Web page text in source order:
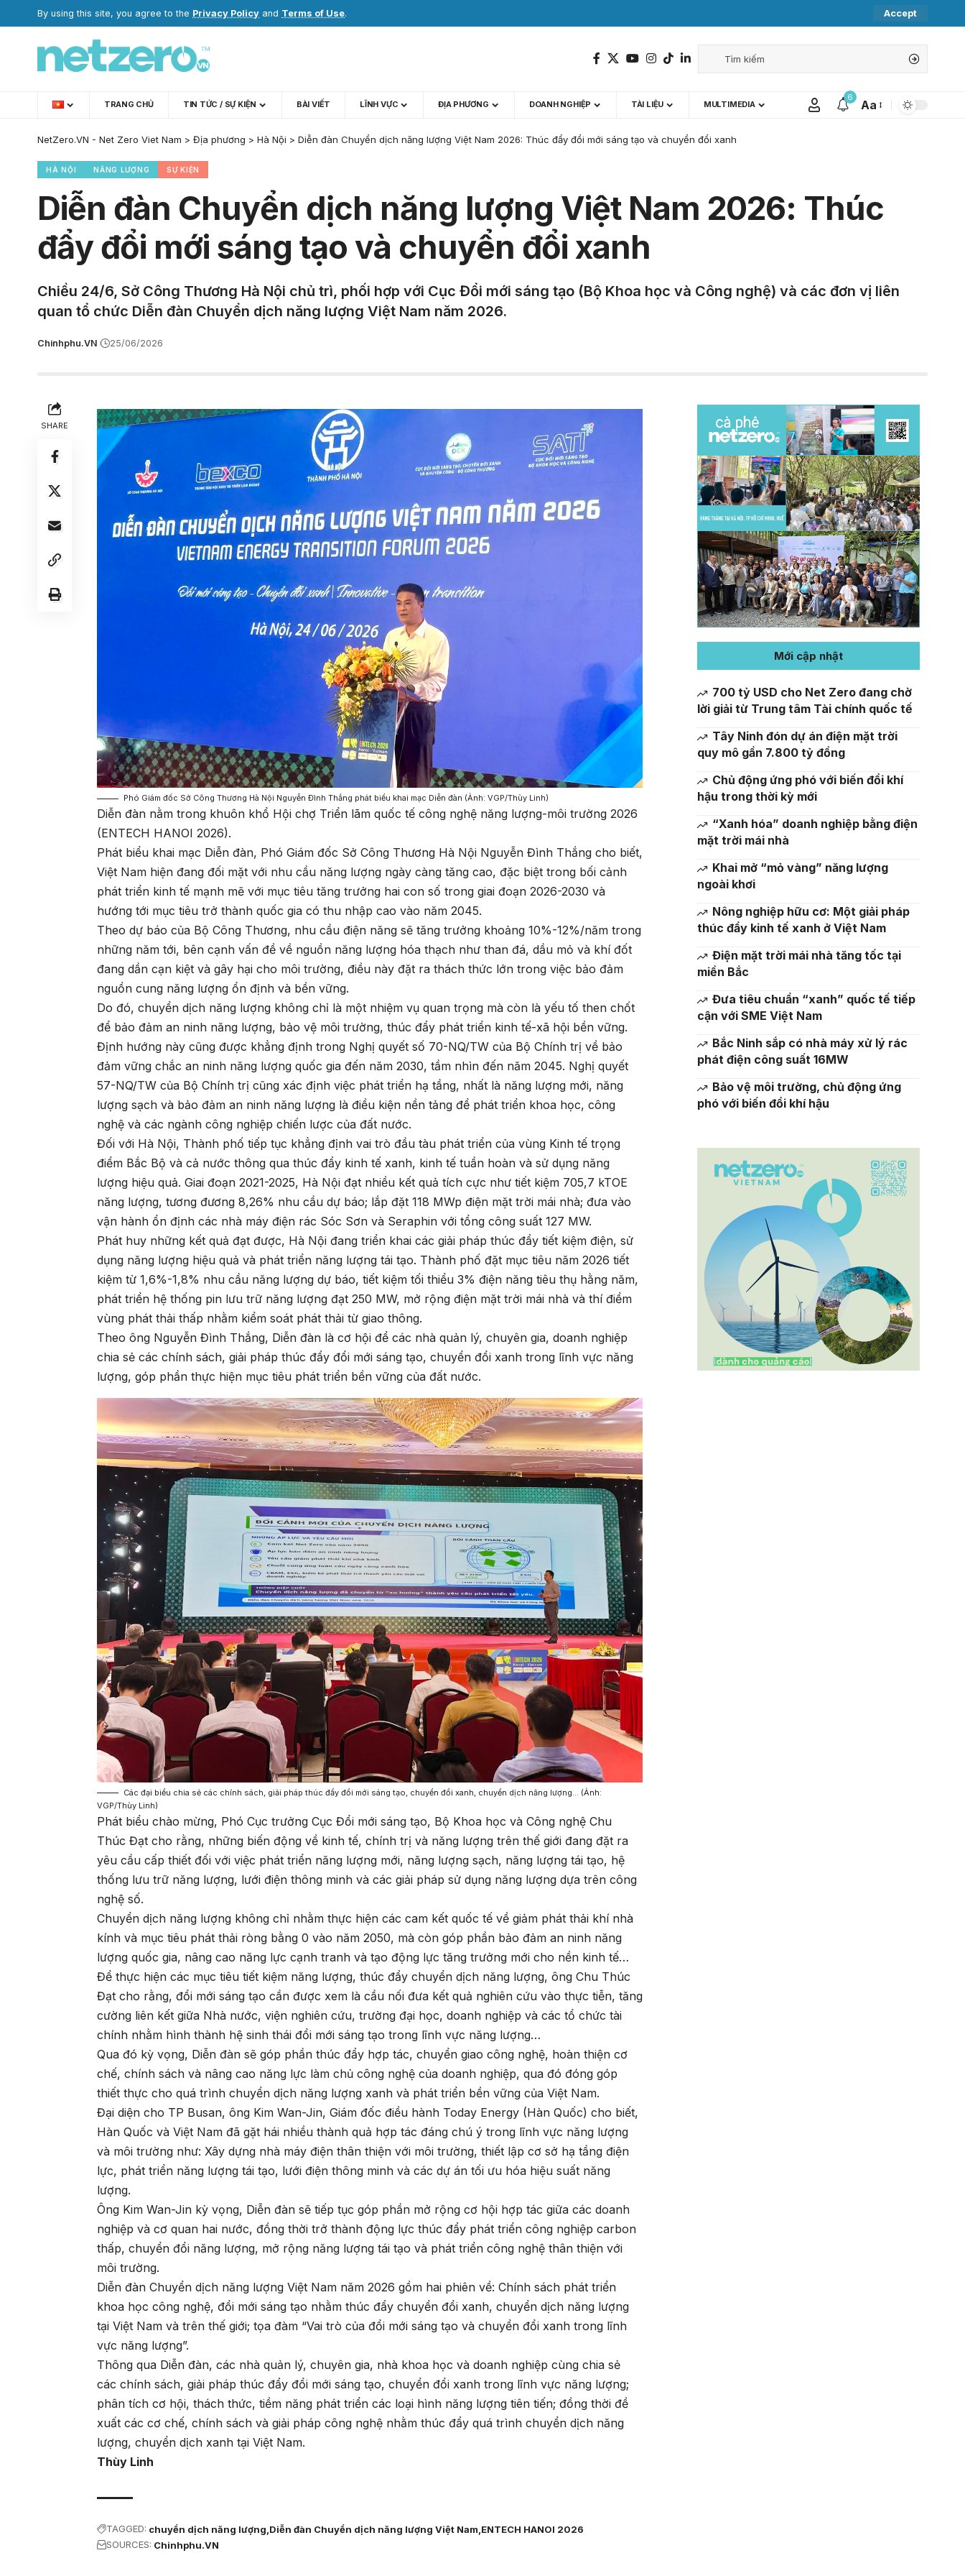
By using this site, you agree to the Privacy Policy and Terms of Use. Accept
TRANG CHỦ TIN TỨC / SỰ KIỆN BÀI VIẾT LĨNH VỰC ĐỊA PHƯƠNG DOANH NGHIỆP TÀI LIỆU MULTIMEDIA
6
Aa
NetZero.VN - Net Zero Viet Nam > Địa phương > Hà Nội > Diễn đàn Chuyển dịch năng lượng Việt Nam 2026: Thúc đẩy đổi mới sáng tạo và chuyển đổi xanh
HÀ NỘI NĂNG LƯỢNG SỰ KIỆN
Diễn đàn Chuyển dịch năng lượng Việt Nam 2026: Thúc
đẩy đổi mới sáng tạo và chuyển đổi xanh
Chiều 24/6, Sở Công Thương Hà Nội chủ trì, phối hợp với Cục Đổi mới sáng tạo (Bộ Khoa học và Công nghệ) và các đơn vị liên
quan tổ chức Diễn đàn Chuyển dịch năng lượng Việt Nam năm 2026.
Chinhphu.VN 25/06/2026
SHARE
Phó Giám đốc Sở Công Thương Hà Nội Nguyễn Đình Thắng phát biểu khai mạc Diễn đàn (Ảnh: VGP/Thùy Linh)
Diễn đàn nằm trong khuôn khổ Hội chợ Triển lãm quốc tế công nghệ năng lượng-môi trường 2026
(ENTECH HANOI 2026).
Phát biểu khai mạc Diễn đàn, Phó Giám đốc Sở Công Thương Hà Nội Nguyễn Đình Thắng cho biết,
Việt Nam hiện đang đối mặt với nhu cầu năng lượng ngày càng tăng cao, đặc biệt trong bối cảnh
phát triển kinh tế mạnh mẽ với mục tiêu tăng trưởng hai con số trong giai đoạn 2026-2030 và
hướng tới mục tiêu trở thành quốc gia có thu nhập cao vào năm 2045.
Theo dự báo của Bộ Công Thương, nhu cầu điện năng sẽ tăng trưởng khoảng 10%-12%/năm trong
những năm tới, bên cạnh vấn đề về nguồn năng lượng hóa thạch như than đá, dầu mỏ và khí đốt
đang dần cạn kiệt và gây hại cho môi trường, điều này đặt ra thách thức lớn trong việc bảo đảm
nguồn cung năng lượng ổn định và bền vững.
Do đó, chuyển dịch năng lượng không chỉ là một nhiệm vụ quan trọng mà còn là yếu tố then chốt
để bảo đảm an ninh năng lượng, bảo vệ môi trường, thúc đẩy phát triển kinh tế-xã hội bền vững.
Định hướng này cũng được khẳng định trong Nghị quyết số 70-NQ/TW của Bộ Chính trị về bảo
đảm vững chắc an ninh năng lượng quốc gia đến năm 2030, tầm nhìn đến năm 2045. Nghị quyết
57-NQ/TW của Bộ Chính trị cũng xác định việc phát triển hạ tầng, nhất là năng lượng mới, năng
lượng sạch và bảo đảm an ninh năng lượng là điều kiện nền tảng để phát triển khoa học, công
nghệ và các ngành công nghiệp chiến lược của đất nước.
Đối với Hà Nội, Thành phố tiếp tục khẳng định vai trò đầu tàu phát triển của vùng Kinh tế trọng
điểm Bắc Bộ và cả nước thông qua thúc đẩy kinh tế xanh, kinh tế tuần hoàn và sử dụng năng
lượng hiệu quả. Giai đoạn 2021-2025, Hà Nội đạt nhiều kết quả tích cực như tiết kiệm 705,7 kTOE
năng lượng, tương đương 8,26% nhu cầu dự báo; lắp đặt 118 MWp điện mặt trời mái nhà; đưa vào
vận hành ổn định các nhà máy điện rác Sóc Sơn và Seraphin với tổng công suất 127 MW.
Phát huy những kết quả đạt được, Hà Nội đang triển khai các giải pháp thúc đẩy tiết kiệm điện, sử
dụng năng lượng hiệu quả và phát triển năng lượng tái tạo. Thành phố đặt mục tiêu năm 2026 tiết
kiệm từ 1,6%-1,8% nhu cầu năng lượng dự báo, tiết kiệm tối thiểu 3% điện năng tiêu thụ hằng năm,
phát triển hệ thống pin lưu trữ năng lượng đạt 250 MW, mở rộng điện mặt trời mái nhà và thí điểm
vùng phát thải thấp nhằm kiểm soát phát thải từ giao thông.
Theo ông Nguyễn Đình Thắng, Diễn đàn là cơ hội để các nhà quản lý, chuyên gia, doanh nghiệp
chia sẻ các chính sách, giải pháp thúc đẩy đổi mới sáng tạo, chuyển đổi xanh trong lĩnh vực năng
lượng, góp phần thực hiện mục tiêu phát triển bền vững của đất nước.
Các đại biểu chia sẻ các chính sách, giải pháp thúc đẩy đổi mới sáng tạo, chuyển đổi xanh, chuyển dịch năng lượng… (Ảnh:
VGP/Thùy Linh)
Phát biểu chào mừng, Phó Cục trưởng Cục Đổi mới sáng tạo, Bộ Khoa học và Công nghệ Chu
Thúc Đạt cho rằng, những biến động về kinh tế, chính trị và năng lượng trên thế giới đang đặt ra
yêu cầu cấp thiết đối với việc phát triển năng lượng mới, năng lượng sạch, năng lượng tái tạo, hệ
thống lưu trữ năng lượng, lưới điện thông minh và các giải pháp sử dụng năng lượng dựa trên công
nghệ số.
Chuyển dịch năng lượng không chỉ nhằm thực hiện các cam kết quốc tế về giảm phát thải khí nhà
kính và mục tiêu phát thải ròng bằng 0 vào năm 2050, mà còn góp phần bảo đảm an ninh năng
lượng quốc gia, nâng cao năng lực cạnh tranh và tạo động lực tăng trưởng mới cho nền kinh tế…
Để thực hiện các mục tiêu tiết kiệm năng lượng, thúc đẩy chuyển dịch năng lượng, ông Chu Thúc
Đạt cho rằng, đổi mới sáng tạo cần được xem là cầu nối đưa kết quả nghiên cứu vào thực tiễn, tăng
cường liên kết giữa Nhà nước, viện nghiên cứu, trường đại học, doanh nghiệp và các tổ chức tài
chính nhằm hình thành hệ sinh thái đổi mới sáng tạo trong lĩnh vực năng lượng…
Qua đó kỳ vọng, Diễn đàn sẽ góp phần thúc đẩy hợp tác, chuyển giao công nghệ, hoàn thiện cơ
chế, chính sách và nâng cao năng lực làm chủ công nghệ của doanh nghiệp, qua đó đóng góp
thiết thực cho quá trình chuyển dịch năng lượng xanh và phát triển bền vững của Việt Nam.
Đại diện cho TP Busan, ông Kim Wan-Jin, Giám đốc điều hành Today Energy (Hàn Quốc) cho biết,
Hàn Quốc và Việt Nam đã gặt hái nhiều thành quả hợp tác đáng chú ý trong lĩnh vực năng lượng
và môi trường như: Xây dựng nhà máy điện thân thiện với môi trường, thiết lập cơ sở hạ tầng điện
lực, phát triển năng lượng tái tạo, lưới điện thông minh và các dự án tối ưu hóa hiệu suất năng
lượng.
Ông Kim Wan-Jin kỳ vọng, Diễn đàn sẽ tiếp tục góp phần mở rộng cơ hội hợp tác giữa các doanh
nghiệp và cơ quan hai nước, đồng thời trở thành động lực thúc đẩy phát triển công nghiệp carbon
thấp, chuyển đổi năng lượng, mở rộng năng lượng tái tạo và phát triển công nghệ thân thiện với
môi trường.
Diễn đàn Chuyển dịch năng lượng Việt Nam năm 2026 gồm hai phiên về: Chính sách phát triển
khoa học công nghệ, đổi mới sáng tạo nhằm thúc đẩy chuyển đổi xanh, chuyển dịch năng lượng
tại Việt Nam và trên thế giới; tọa đàm “Vai trò của đổi mới sáng tạo và chuyển đổi xanh trong lĩnh
vực năng lượng”.
Thông qua Diễn đàn, các nhà quản lý, chuyên gia, nhà khoa học và doanh nghiệp cùng chia sẻ
các chính sách, giải pháp thúc đẩy đổi mới sáng tạo, chuyển đổi xanh trong lĩnh vực năng lượng;
phân tích cơ hội, thách thức, tiềm năng phát triển các loại hình năng lượng tiên tiến; đồng thời đề
xuất các cơ chế, chính sách và giải pháp công nghệ nhằm thúc đẩy quá trình chuyển dịch năng
lượng, chuyển dịch xanh tại Việt Nam.
Thùy Linh
TAGGED: chuyển dịch năng lượng Diễn đàn Chuyển dịch năng lượng Việt Nam ENTECH HANOI 2026
SOURCES: Chinhphu.VN
Mới cập nhật
700 tỷ USD cho Net Zero đang chờ
lời giải từ Trung tâm Tài chính quốc tế
Tây Ninh đón dự án điện mặt trời
quy mô gần 7.800 tỷ đồng
Chủ động ứng phó với biến đổi khí
hậu trong thời kỳ mới
“Xanh hóa” doanh nghiệp bằng điện
mặt trời mái nhà
Khai mở “mỏ vàng” năng lượng
ngoài khơi
Nông nghiệp hữu cơ: Một giải pháp
thúc đẩy kinh tế xanh ở Việt Nam
Điện mặt trời mái nhà tăng tốc tại
miền Bắc
Đưa tiêu chuẩn “xanh” quốc tế tiếp
cận với SME Việt Nam
Bắc Ninh sắp có nhà máy xử lý rác
phát điện công suất 16MW
Bảo vệ môi trường, chủ động ứng
phó với biến đổi khí hậu